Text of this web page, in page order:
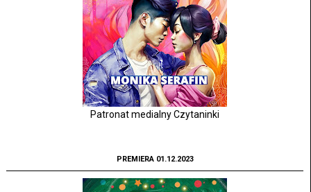
Patronat medialny Czytaninki
PREMIERA 01.12.2023